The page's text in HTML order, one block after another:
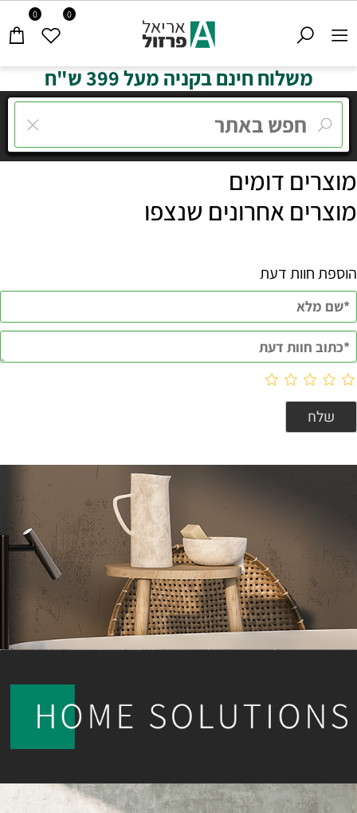
0 0
משלוח חינם בקניה מעל 399 ש"ח
מוצרים דומים
מוצרים אחרונים שנצפו
הוספת חוות דעת